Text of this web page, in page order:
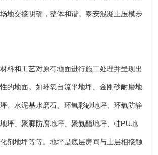
地交接明确，整体和谐。泰安混凝土压模步
料和工艺对原有地面进行施工处理并呈现出
的地面。如环氧自流平地坪、金刚砂耐磨地
、水泥基水磨石、环氧彩砂地坪、环氧防静
坪、聚脲防腐地坪、聚氨酯地坪、硅PU地
剂地坪等等。地坪是底层房间与土层相接触